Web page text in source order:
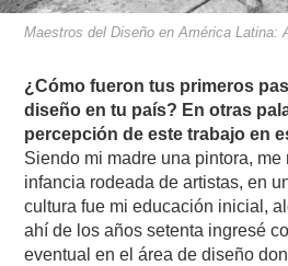
Maestros del Diseño en América Latina:
¿Cómo fueron tus primeros
diseño en tu país? En otras
percepción de este trabajo en
Siendo mi madre una pintora, me
infancia rodeada de artistas, en
cultura fue mi educación inicial,
ahí de los años setenta ingresé
eventual en el área de diseño